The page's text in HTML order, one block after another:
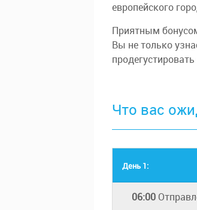
европейского
Приятным
Вы не только
Что вас
День 1:
06:00